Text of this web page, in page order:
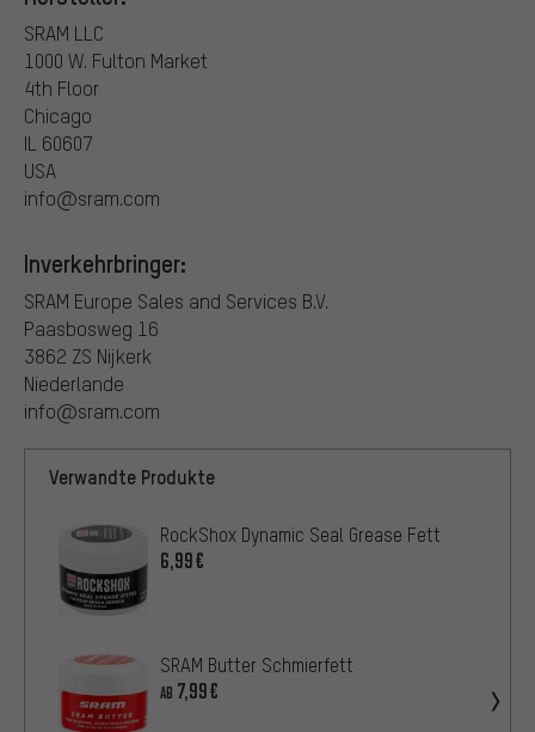
SRAM LLC
1000 W. Fulton Market
4th Floor
Chicago
IL 60607
USA
info@sram.com
Inverkehrbringer:
SRAM Europe Sales and Services B.V.
Paasbosweg 16
3862 ZS Nijkerk
Niederlande
info@sram.com
Verwandte Produkte
RockShox Dynamic Seal Grease Fett
6,99€
SRAM Butter Schmierfett
AB 7,99€